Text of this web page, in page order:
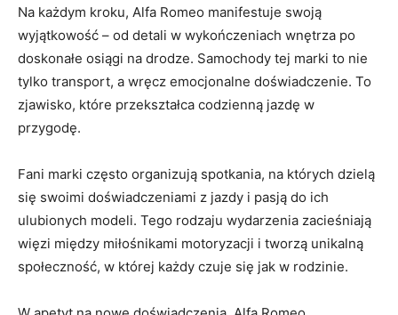
Na każdym kroku, Alfa Romeo manifestuje swoją
wyjątkowość – ⁢od detali w wykończeniach wnętrza po
doskonałe osiągi na drodze.‌ Samochody tej marki⁣ to nie
tylko transport, ⁤a wręcz ⁣emocjonalne doświadczenie.⁣ To
zjawisko, które przekształca codzienną jazdę ⁤w
przygodę.
Fani marki często ‍organizują spotkania, na których⁣ dzielą
się swoimi doświadczeniami z jazdy i pasją do ich
ulubionych modeli. Tego rodzaju wydarzenia zacieśniają
więzi⁣ między miłośnikami motoryzacji i tworzą unikalną
społeczność, w której każdy czuje się jak w ⁢rodzinie.